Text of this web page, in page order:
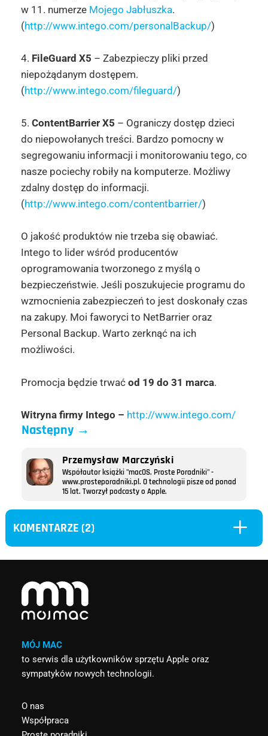
w 11. numerze Mojego Jabłuszka.
(http://www.intego.com/personalBackup/)
4. FileGuard X5 – Zabezpieczy pliki przed
niepożądanym dostępem.
(http://www.intego.com/fileguard/)
5. ContentBarrier X5 – Ograniczy dostęp dzieci
do niepowołanych treści. Bardzo pomocny w
segregowaniu informacji i monitorowaniu tego, co
nasze pociechy robiły na komputerze. Możliwy
zdalny dostęp do informacji.
(http://www.intego.com/contentbarrier/)
O jakość produktów nie trzeba się obawiać.
Intego to lider wśród producentów
oprogramowania tworzonego z myślą o
bezpieczeństwie. Jeśli poszukujecie programu do
wzmocnienia zabezpieczeń to jest doskonały czas
na zakupy. Moi faworyci to NetBarrier oraz
Personal Backup. Warto zerknąć na ich
możliwości.
Promocja będzie trwać od 19 do 31 marca.
Witryna firmy Intego – http://www.intego.com/
Następny→
Przemysław Marczyński
Współautor książki "macOS. Proste Poradniki" -
www.prosteporadniki.pl. O technologii pisze od ponad
15 lat. Tworzył podcasty o Apple.
KOMENTARZE (2) L
MÓJ MAC
to serwis dla użytkowników sprzętu Apple oraz
sympatyków nowych technologii.
O nas
Współpraca